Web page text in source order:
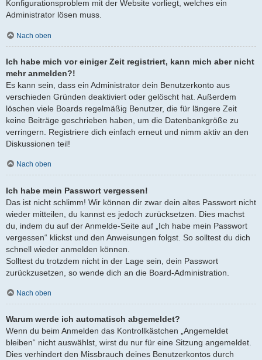
Konfigurationsproblem mit der Website vorliegt, welches ein
Administrator lösen muss.
Nach oben
Ich habe mich vor einiger Zeit registriert, kann mich aber nicht
mehr anmelden?!
Es kann sein, dass ein Administrator dein Benutzerkonto aus
verschieden Gründen deaktiviert oder gelöscht hat. Außerdem
löschen viele Boards regelmäßig Benutzer, die für längere Zeit
keine Beiträge geschrieben haben, um die Datenbankgröße zu
verringern. Registriere dich einfach erneut und nimm aktiv an den
Diskussionen teil!
Nach oben
Ich habe mein Passwort vergessen!
Das ist nicht schlimm! Wir können dir zwar dein altes Passwort nicht
wieder mitteilen, du kannst es jedoch zurücksetzen. Dies machst
du, indem du auf der Anmelde-Seite auf „Ich habe mein Passwort
vergessen“ klickst und den Anweisungen folgst. So solltest du dich
schnell wieder anmelden können.
Solltest du trotzdem nicht in der Lage sein, dein Passwort
zurückzusetzen, so wende dich an die Board-Administration.
Nach oben
Warum werde ich automatisch abgemeldet?
Wenn du beim Anmelden das Kontrollkästchen „Angemeldet
bleiben“ nicht auswählst, wirst du nur für eine Sitzung angemeldet.
Dies verhindert den Missbrauch deines Benutzerkontos durch